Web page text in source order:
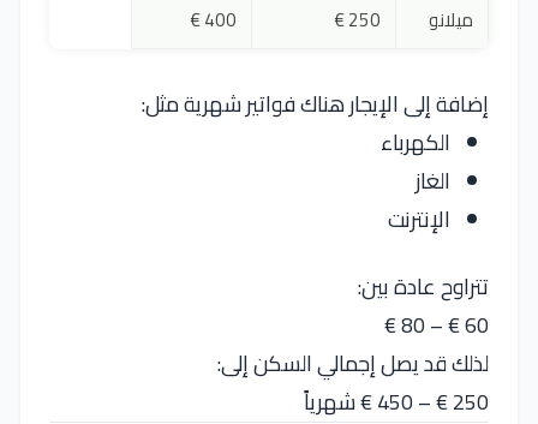
ميلانو
250 €
400 €
إضافة إلى الإيجار هناك فواتير شهرية مثل:
الكهرباء
الغاز
الإنترنت
تتراوح عادة بين:
60 € – 80 €
لذلك قد يصل إجمالي السكن إلى:
250 € – 450 € شهرياً